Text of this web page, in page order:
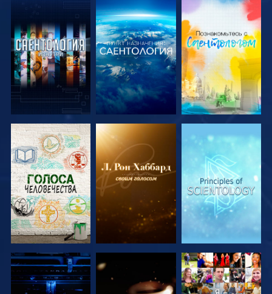
СМОТРЕТЬ
ПЕРЕДАЧИ
СМОТРЕТЬ
ПЕРЕДАЧИ
СМОТРЕТЬ
ПЕРЕДАЧИ
СМОТРЕТЬ
СМОТРЕТЬ
СМОТРЕТЬ